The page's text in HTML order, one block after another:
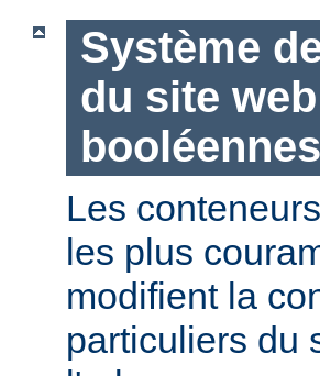
Système
du site
booléennes
Les
les plus
modifient la
particuliers du